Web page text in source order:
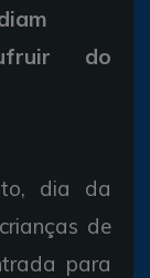
do
dia da
de
para